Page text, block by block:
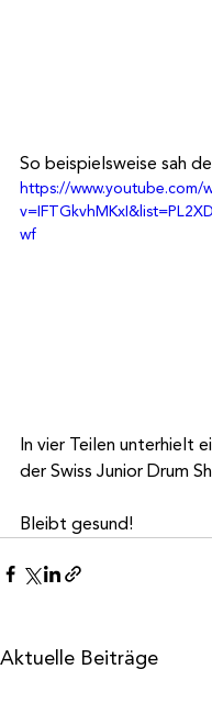
So beispielsweise sah
https://www.youtube.com/
wf
In vier Teilen unterhielt
der Swiss Junior Drum
Bleibt gesund!
Aktuelle Beiträge